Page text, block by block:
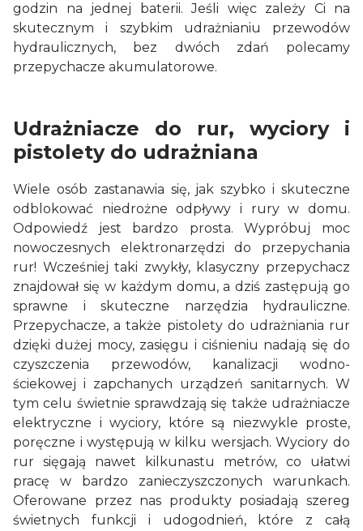
godzin na jednej baterii. Jeśli więc zależy Ci na
skutecznym i szybkim udrażnianiu przewodów
hydraulicznych, bez dwóch zdań polecamy
przepychacze akumulatorowe.
Udrażniacze do rur, wyciory i
pistolety do udrażniana
Wiele osób zastanawia się, jak szybko i skuteczne
odblokować niedrożne odpływy i rury w domu.
Odpowiedź jest bardzo prosta. Wypróbuj moc
nowoczesnych elektronarzędzi do przepychania
rur! Wcześniej taki zwykły, klasyczny przepychacz
znajdował się w każdym domu, a dziś zastępują go
sprawne i skuteczne narzędzia hydrauliczne.
Przepychacze, a także pistolety do udrażniania rur
dzięki dużej mocy, zasięgu i ciśnieniu nadają się do
czyszczenia przewodów, kanalizacji wodno-
ściekowej i zapchanych urządzeń sanitarnych. W
tym celu świetnie sprawdzają się także udrażniacze
elektryczne i wyciory, które są niezwykle proste,
poręczne i występują w kilku wersjach. Wyciory do
rur sięgają nawet kilkunastu metrów, co ułatwi
pracę w bardzo zanieczyszczonych warunkach.
Oferowane przez nas produkty posiadają szereg
świetnych funkcji i udogodnień, które z całą